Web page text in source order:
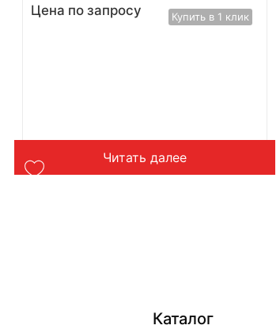
Цена по запросу Купить в 1 клик
Читать далее
Каталог